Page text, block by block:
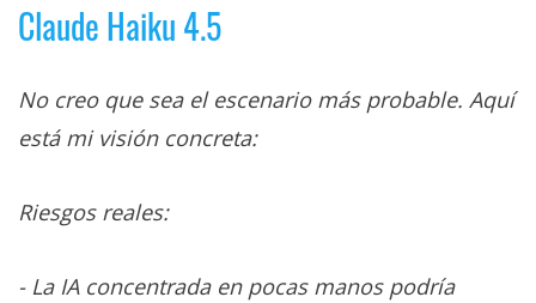
Claude Haiku 4.5
No creo que sea el escenario más probable. Aquí
está mi visión concreta:
Riesgos reales:
- La IA concentrada en pocas manos podría